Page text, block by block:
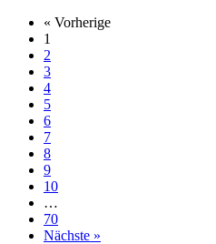
« Vorherige
1
2
3
4
5
6
7
8
9
10
…
70
Nächste »